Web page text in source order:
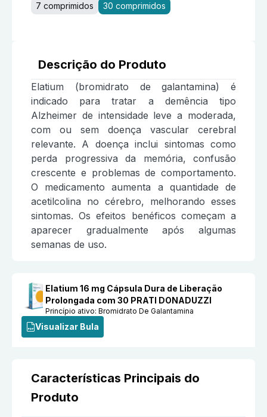
7 comprimidos
30 comprimidos
Descrição do Produto
Elatium (bromidrato de galantamina) é
indicado para tratar a demência tipo
Alzheimer de intensidade leve a moderada,
com ou sem doença vascular cerebral
relevante. A doença inclui sintomas como
perda progressiva da memória, confusão
crescente e problemas de comportamento.
O medicamento aumenta a quantidade de
acetilcolina no cérebro, melhorando esses
sintomas. Os efeitos benéficos começam a
aparecer gradualmente após algumas
semanas de uso.
Elatium 16 mg Cápsula Dura de Liberação
Prolongada com 30 PRATI DONADUZZI
Princípio ativo:Bromidrato De Galantamina
Visualizar Bula
Características Principais do
Produto